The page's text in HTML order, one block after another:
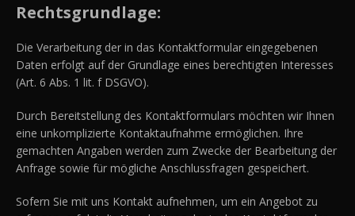
Rechtsgrundlage:
Die Verarbeitung der in das Kontaktformular eingegebenen
Daten erfolgt auf der Grundlage eines berechtigten Interesses
(Art. 6 Abs. 1 lit. f DSGVO).
Durch Bereitstellung des Kontaktformulars möchten wir Ihnen
eine unkomplizierte Kontaktaufnahme ermöglichen. Ihre
gemachten Angaben werden zum Zwecke der Bearbeitung der
Anfrage sowie für mögliche Anschlussfragen gespeichert.
Sofern Sie mit uns Kontakt aufnehmen, um ein Angebot zu